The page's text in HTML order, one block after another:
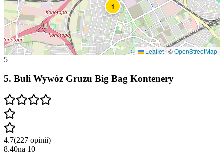
1
Leaflet|©OpenStreetMap
5
5. Buli Wywóz Gruzu Big Bag Kontenery
4.7(227 opinii)
8.40na 10